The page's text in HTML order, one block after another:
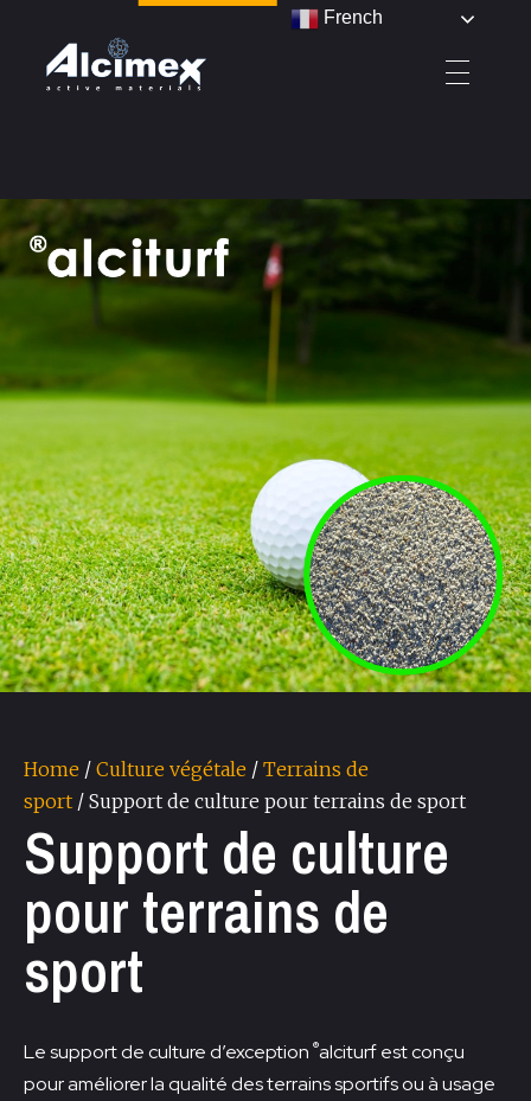
Home / Culture végétale / Terrains de
sport / Support de culture pour terrains de sport
Support de culture
pour terrains de
sport
Le support de culture d’exception ®alciturf est conçu
pour améliorer la qualité des terrains sportifs ou à usage
French